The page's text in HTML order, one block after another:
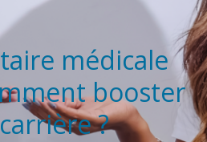
médicale
booster
?